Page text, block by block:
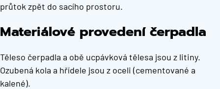
průtok zpět do sacího prostoru.
Materiálové provedení čerpadla
Těleso čerpadla a obě ucpávková tělesa jsou z litiny.
Ozubená kola a hřídele jsou z oceli (cementované a
kalené).